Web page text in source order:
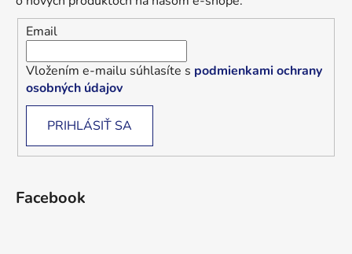
Email
Vložením e-mailu súhlasíte s podmienkami ochrany
osobných údajov
PRIHLÁSIŤ SA
Facebook